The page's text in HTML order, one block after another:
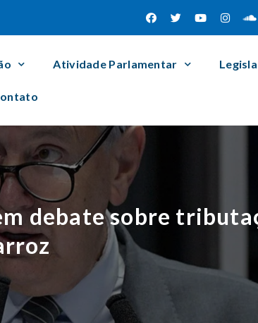
Atividade Parlamentar
debate sobre